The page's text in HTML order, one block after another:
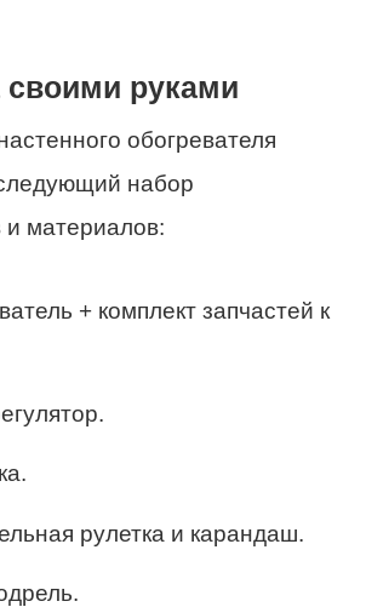
своими руками
обогревателя
набор
и материалов:
+ комплект запчастей к
рулетка и карандаш.